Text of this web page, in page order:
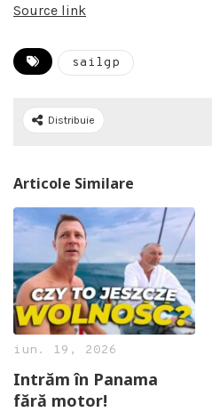
Source link
sailgp
Distribuie
Articole Similare
iun. 19, 2026
Intrăm în Panama
fără motor!